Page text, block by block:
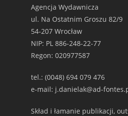
Agencja Wydawnicza
ul. Na Ostatnim Groszu 82/9
54-207 Wrocław
NIP: PL 886-248-22-77
Regon: 020977587
tel.: (0048) 694 079 476
e-mail: j.danielak@ad-
Skład i łamanie publikacji,